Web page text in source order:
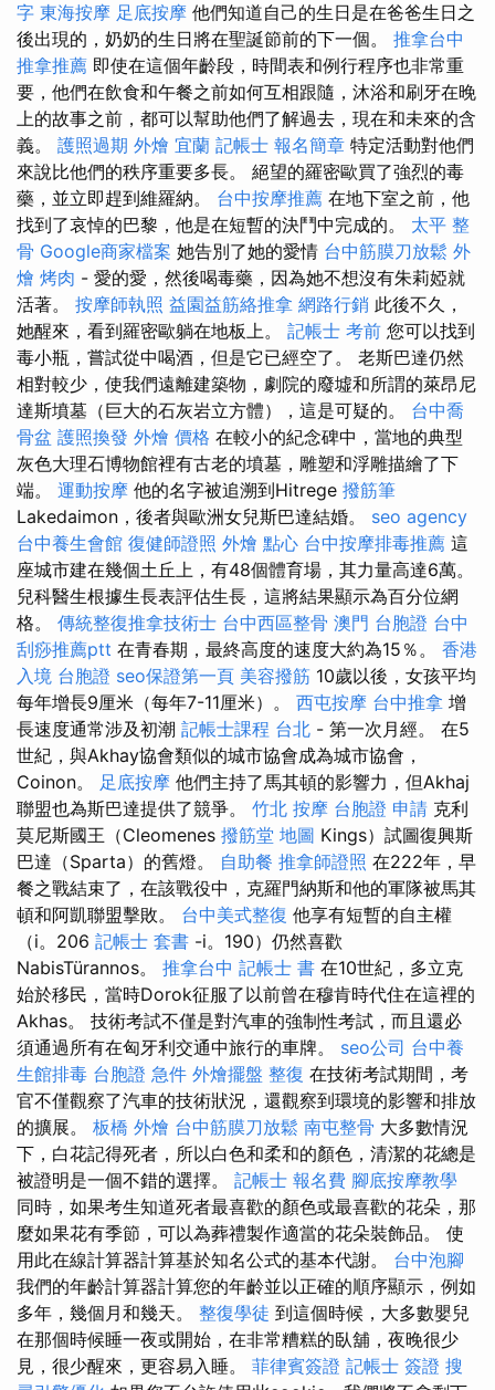
字 東海按摩 足底按摩 他們知道自己的生日是在爸爸生日之
後出現的，奶奶的生日將在聖誕節前的下一個。 推拿台中
推拿推薦 即使在這個年齡段，時間表和例行程序也非常重
要，他們在飲食和午餐之前如何互相跟隨，沐浴和刷牙在晚
上的故事之前，都可以幫助他們了解過去，現在和未來的含
義。 護照過期 外燴 宜蘭 記帳士 報名簡章 特定活動對他們
來說比他們的秩序重要多長。 絕望的羅密歐買了強烈的毒
藥，並立即趕到維羅納。 台中按摩推薦 在地下室之前，他
找到了哀悼的巴黎，他是在短暫的決鬥中完成的。 太平 整
骨 Google商家檔案 她告別了她的愛情 台中筋膜刀放鬆 外
燴 烤肉 - 愛的愛，然後喝毒藥，因為她不想沒有朱莉婭就
活著。 按摩師執照 益園益筋絡推拿 網路行銷 此後不久，
她醒來，看到羅密歐躺在地板上。 記帳士 考前 您可以找到
毒小瓶，嘗試從中喝酒，但是它已經空了。 老斯巴達仍然
相對較少，使我們遠離建築物，劇院的廢墟和所謂的萊昂尼
達斯墳墓（巨大的石灰岩立方體），這是可疑的。 台中喬
骨盆 護照換發 外燴 價格 在較小的紀念碑中，當地的典型
灰色大理石博物館裡有古老的墳墓，雕塑和浮雕描繪了下
端。 運動按摩 他的名字被追溯到Hitrege 撥筋筆
Lakedaimon，後者與歐洲女兒斯巴達結婚。 seo agency
台中養生會館 復健師證照 外燴 點心 台中按摩排毒推薦 這
座城市建在幾個土丘上，有48個體育場，其力量高達6萬。
兒科醫生根據生長表評估生長，這將結果顯示為百分位網
格。 傳統整復推拿技術士 台中西區整骨 澳門 台胞證 台中
刮痧推薦ptt 在青春期，最終高度的速度大約為15％。 香港
入境 台胞證 seo保證第一頁 美容撥筋 10歲以後，女孩平均
每年增長9厘米（每年7-11厘米）。 西屯按摩 台中推拿 增
長速度通常涉及初潮 記帳士課程 台北 - 第一次月經。 在5
世紀，與Akhay協會類似的城市協會成為城市協會，
Coinon。 足底按摩 他們主持了馬其頓的影響力，但Akhaj
聯盟也為斯巴達提供了競爭。 竹北 按摩 台胞證 申請 克利
莫尼斯國王（Cleomenes 撥筋堂 地圖 Kings）試圖復興斯
巴達（Sparta）的舊燈。 自助餐 推拿師證照 在222年，早
餐之戰結束了，在該戰役中，克羅門納斯和他的軍隊被馬其
頓和阿凱聯盟擊敗。 台中美式整復 他享有短暫的自主權
（i。206 記帳士 套書 -i。190）仍然喜歡
NabisTürannos。 推拿台中 記帳士 書 在10世紀，多立克
始於移民，當時Dorok征服了以前曾在穆肯時代住在這裡的
Akhas。 技術考試不僅是對汽車的強制性考試，而且還必
須通過所有在匈牙利交通中旅行的車牌。 seo公司 台中養
生館排毒 台胞證 急件 外燴擺盤 整復 在技​​術考試期間，考
官不僅觀察了汽車的技術狀況，還觀察到環境的影響和排放
的擴展。 板橋 外燴 台中筋膜刀放鬆 南屯整骨 大多數情況
下，白花記得死者，所以白色和柔和的顏色，清潔的花總是
被證明是一個不錯的選擇。 記帳士 報名費 腳底按摩教學
同時，如果考生知道死者最喜歡的顏色或最喜歡的花朵，那
麼如果花有季節，可以為葬禮製作適當的花朵裝飾品。 使
用此在線計算器計算基於知名公式的基本代謝。 台中泡腳
我們的年齡計算器計算您的年齡並以正確的順序顯示，例如
多年，幾個月和幾天。 整復學徒 到這個時候，大多數嬰兒
在那個時候睡一夜或開始，在非常糟糕的臥舖，夜晚很少
見，很少醒來，更容易入睡。 菲律賓簽證 記帳士 簽證 搜